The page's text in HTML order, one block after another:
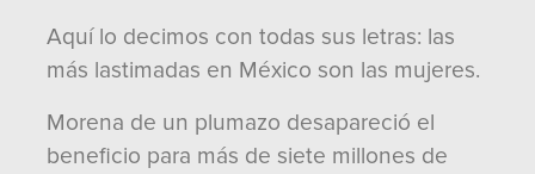
Aquí lo decimos con todas sus letras: las
más lastimadas en México son las mujeres.
Morena de un plumazo desapareció el
beneficio para más de siete millones de